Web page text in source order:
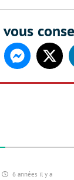
Messenger
6 années il y a